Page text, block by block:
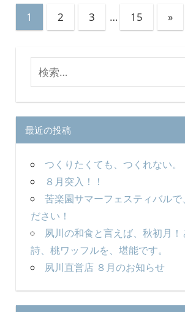
投
稿
の
ペ
ー
ジ
送
り
1 2 3 … 15
次
の
»
対
象:
最近の投稿
つくりたくても、つくれない。
８月突入！！
苦楽園サマーフェスティバルで
ださい！
夙川の和食と言えば、秋初月！
詩、桃ワッフルを、堪能です。
夙川直営店 ８月のお知らせ